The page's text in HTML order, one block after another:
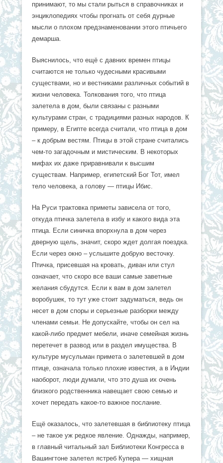
принимают, то мы стали рыться в справочниках и
энциклопедиях чтобы прогнать от себя дурные
мысли о плохом предзнаменовании этого птичьего
демарша.
Выяснилось, что ещё с давних времен птицы
считаются не только чудесными красивыми
существами, но и вестниками различных событий в
жизни человека. Толкования того, что птица
залетела в дом, были связаны с разными
культурами стран, с традициями разных народов. К
примеру, в Египте всегда считали, что птица в дом
– к добрым вестям. Птицы в этой стране считались
чем-то загадочным и мистическим. В некоторых
мифах их даже приравнивали к высшим
существам. Например, египетский Бог Тот, имел
тело человека, а голову — птицы Ибис.
На Руси трактовка приметы зависела от того,
откуда птичка залетела в избу и какого вида эта
птица. Если синичка впорхнула в дом через
дверную щель, значит, скоро ждет долгая поездка.
Если через окно – услышите добрую весточку.
Птичка, присевшая на кровать, диван или стул
означает, что скоро все ваши самые заветные
желания сбудутся. Если к вам в дом залетел
воробушек, то тут уже стоит задуматься, ведь он
несет в дом споры и серьезные разборки между
членами семьи. Не допускайте, чтобы он сел на
какой-либо предмет мебели, иначе семейная жизнь
перетечет в развод или в раздел имущества. В
культуре мусульман примета о залетевшей в дом
птице, означала только плохие известия, а в Индии
наоборот, люди думали, что это душа их очень
близкого родственника навещает свою семью и
хочет передать какое-то важное послание.
Ещё оказалось, что залетевшая в библиотеку птица
– не такое уж редкое явление. Однажды, например,
в главный читальный зал Библиотеки Конгресса в
Вашингтоне залетел ястреб Купера — хищная